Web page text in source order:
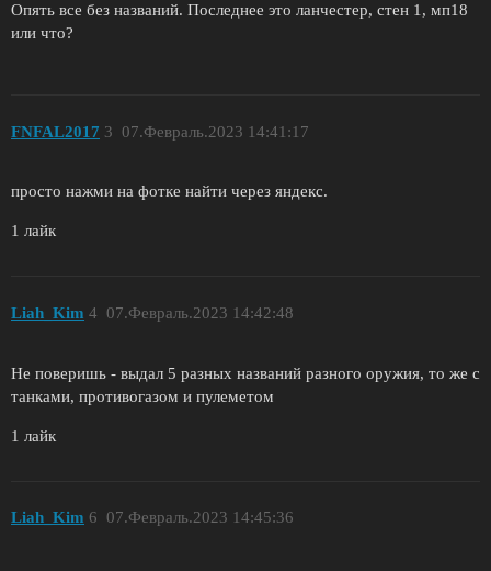
Опять все без названий. Последнее это ланчестер, стен 1, мп18
или что?
FNFAL2017 07.Февраль.2023 14:41:17
3
просто нажми на фотке найти через яндекс.
1 лайк
Liah_Kim 07.Февраль.2023 14:42:48
4
Не поверишь - выдал 5 разных названий разного оружия, то же с
танками, противогазом и пулеметом
1 лайк
Liah_Kim 07.Февраль.2023 14:45:36
6